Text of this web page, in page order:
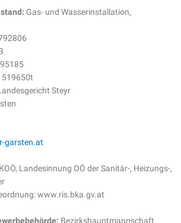
Gas- und Wasserinstallation,
519650t
Steyr
garsten.at
Landesinnung OÖ der Sanitär-, Heizungs-,
www.ris.bka.gv.at
Bezirkshauptmannschaft